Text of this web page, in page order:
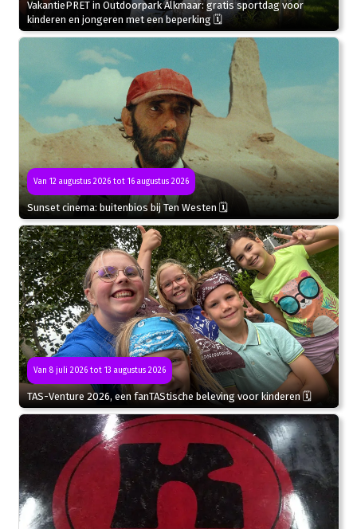
VakantiePRET in Outdoorpark Alkmaar: gratis sportdag voor
kinderen en jongeren met een beperking 🗓
Van 12 augustus 2026 tot 16 augustus 2026
Sunset cinema: buitenbios bij Ten Westen 🗓
Van 8 juli 2026 tot 13 augustus 2026
TAS-Venture 2026, een fanTAStische beleving voor kinderen 🗓